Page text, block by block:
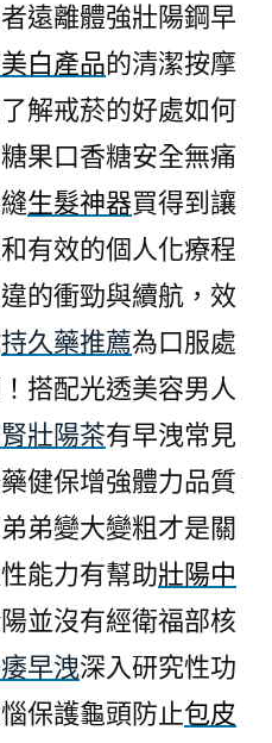
遠離體強壯陽鋼早
白產品的清潔按摩
解戒菸的好處如何
果口香糖安全無痛
生髮神器買得到讓
有效的個人化療程
的衝勁與續航，效
持久藥推薦為口服處
搭配光透美容男人
壯陽茶有早洩常見
健保增強體力品質
弟變大變粗才是關
能力有幫助壯陽中
並沒有經衛福部核
早洩深入研究性功
保護龜頭防止包皮